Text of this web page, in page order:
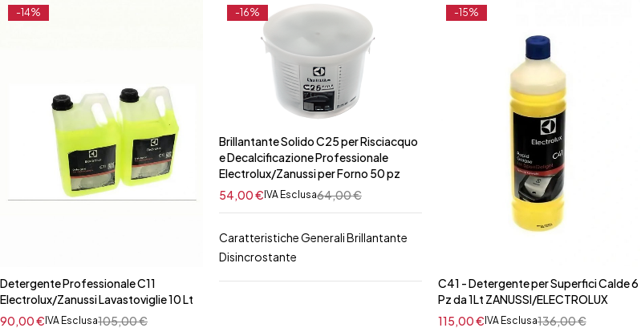
-14%
Detergente Professionale C11
Electrolux/Zanussi Lavastoviglie 10 Lt
105,00€
90,00€IVA Esclusa
-16%
Brillantante Solido C25 per Risciacquo
e Decalcificazione Professionale
Electrolux/Zanussi per Forno 50 pz
64,00€
54,00€ IVA Esclusa
Caratteristiche Generali Brillantante
Disincrostante
-15%
C41 - Detergente per Superfici Calde 6
Pz da 1Lt ZANUSSI/ELECTROLUX
136,00€
115,00€IVA Esclusa